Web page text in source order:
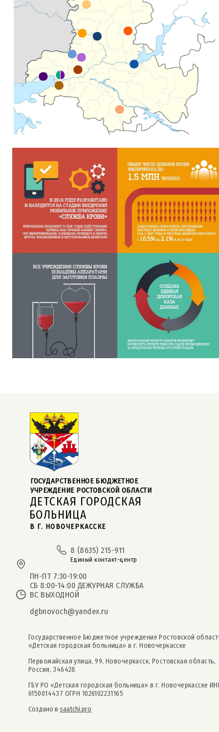
ДЕТСКАЯ ГОРОДСКАЯ
В Г. НОВОЧЕРКАССКЕ
ГОСУДАРСТВЕННОЕ БЮДЖЕТНОЕ
УЧРЕЖДЕНИЕ РОСТОВСКОЙ ОБЛАСТИ
БОЛЬНИЦА
8 (8635) 215-911
Единый контакт-центр
ПН-ПТ 7:30-19:00
СБ 8:00-14:00 ДЕЖУРНАЯ СЛУЖБА
ВС ВЫХОДНОЙ
dgbnovoch@yandex.ru
Государственное Бюджетное учреждение Ростовской
«Детская городская больница» в г. Новочеркасске
Первомайская улица, 99, Новочеркасск, Ростовская область,
Россия, 346428
ГБУ РО «Детская городская больница» в г. Новочеркасске
6150014437 ОГРН 1026102231165
Создано в saatchi.pro